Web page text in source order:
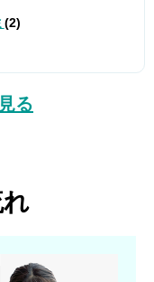
(2)
る